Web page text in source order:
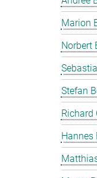
Marion
Norbert
Stefan
Richard
Hannes